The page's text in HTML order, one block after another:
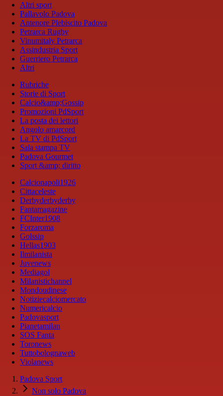
Altri sport
Pallavolo Padova
Antenore Plebiscito Padova
Petrarca Rugby
Vinumitaly Petrarca
Assindustria Sport
Guerriero Petrarca
Altri
Rubriche
Storie di Sport
Calcio&amp;Gossip
Promozioni PdSport
La posta dei lettori
Angolo amarcord
La TV di PdSport
Sala stampa TV
Padova Gourmet
Sport &amp; diritto
Calcionapoli1926
Cittaceleste
Derbyderbyderby
Fantamagazine
FCInter1908
Forzaroma
Golssip
Hellas1903
Ilmilanista
Juvenews
Mediagol
Milanistichannel
Mondoudinese
Notiziecalciomercato
Numericalcio
Padovasport
Pianetamilan
SOS Fanta
Toronews
Tuttobolognaweb
Violanews
Padova Sport
Non solo Padova